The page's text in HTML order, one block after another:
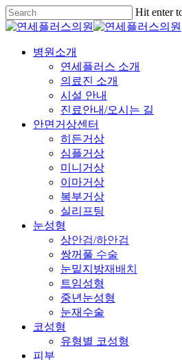
Skip
to
main
content
Hit enter
Close
Menu
병원소개
연세플러스 소개
의료진 소개
시설 안내
진료안내/오시는 길
안면거상센터
히든거상
심플거상
미니거상
이마거상
복부거상
실리프팅
눈성형
상안검/하안검
쌍꺼풀 수술
눈밑지방재배치
트임성형
중년눈성형
눈재수술
코성형
유형별 코성형
피부